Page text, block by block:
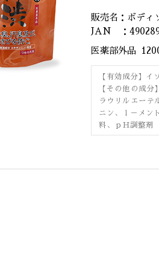
販売名：ボデ
JAN ：
医薬部外品
【有効成分】イ
【その他の成
ラウリルエーテ
ニン、ｌ－メン
料、ｐＨ調整剤